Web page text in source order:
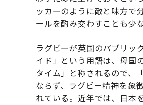
ッカーのように敵と味方で
ールを酌み交わすことも少
ラグビーが英国のパブリッ
イド」という用語は、母国
タイム」と称されるので、
ならず、ラグビー精神を象
れている。近年では、日本